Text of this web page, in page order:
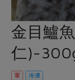
調味醬料/南北貨
休閒零嘴
保健食品
湯品．鍋物
漬物
涼拌沙拉
飲品
議題活動
主婦聯盟X樂齡網特
30%rPET紅烏龍茶
非基改運動
廢核運動
減添加物
公益金
更多議題
硝酸鹽檢驗
社員權益
合作社法規
金目鱸
仁)-
葷 冷凍